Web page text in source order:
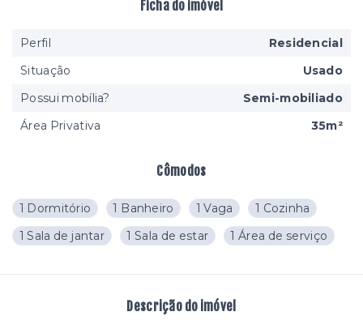
Cômodos
1 Dormitório 1 Banheiro 1 Vaga
1 Cozinha
1 Sala de jantar
1 Sala de estar 1 Área de serviço
Descrição do imóvel
Ficha do imóvel
Perfil
Residencial
Situação
Usado
Possui mobília?
Semi-mobiliado
Área Privativa
35m²